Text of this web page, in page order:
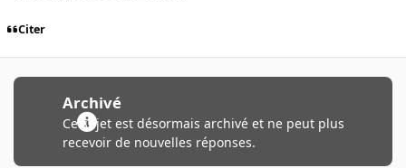
Citer
Archivé
Ce sujet est désormais archivé et ne peut plus
recevoir de nouvelles réponses.